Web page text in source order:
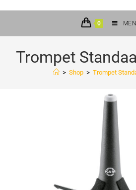
0
Trompet
> Shop > Trompet